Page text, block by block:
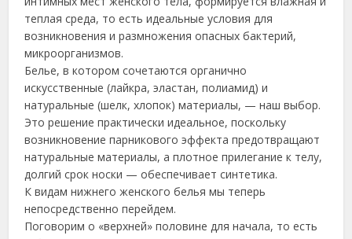
теплая среда, то есть идеальные условия для
возникновения и размножения опасных бактерий,
микроорганизмов.
Белье, в котором сочетаются органично
искусственные (лайкра, эластан, полиамид) и
натуральные (шелк, хлопок) материалы, — наш выбор.
Это решение практически идеальное, поскольку
возникновение парникового эффекта предотвращают
натуральные материалы, а плотное прилегание к телу,
долгий срок носки — обеспечивает синтетика.
К видам нижнего женского белья мы теперь
непосредственно перейдем.
Поговорим о «верхней» половине для начала, то есть